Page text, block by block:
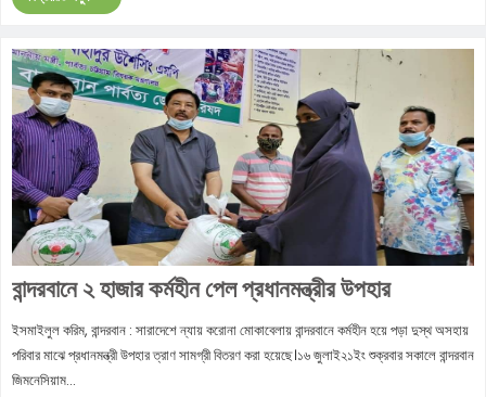
বান্দরবানে ২ হাজার কর্মহীন পেল প্রধানমন্ত্রীর উপহার
ইসমাইলুল করিম, বান্দরবান : সারাদেশে ন্যায় করোনা মোকাবেলায় বান্দরবানে কর্মহীন হয়ে পড়া দুস্থ অসহায়
পরিবার মাঝে প্রধানমন্ত্রী উপহার ত্রাণ সামগ্রী বিতরণ করা হয়েছে।১৬ জুলাই২১ইং শুক্রবার সকালে বান্দরবান
জিমনেসিয়াম...